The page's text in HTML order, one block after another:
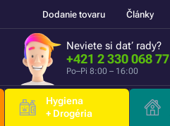
Dodanie tovaru Články
Neviete si dať rady?
+421 2 330 068 77
Po–Pi 8:00 – 16:00
Hygiena
+ Drogéria